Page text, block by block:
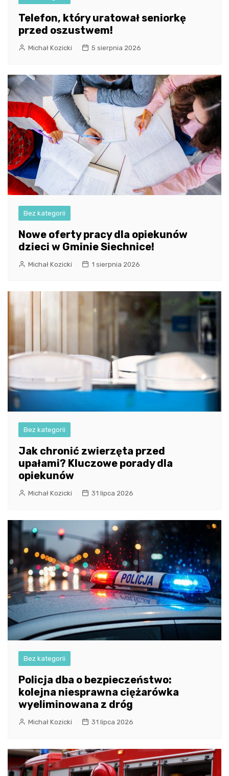
Telefon, który uratował seniorkę
przed oszustwem!
Michał Kozicki 5 sierpnia 2026
Bez kategorii
Nowe oferty pracy dla opiekunów
dzieci w Gminie Siechnice!
Michał Kozicki 1 sierpnia 2026
Bez kategorii
Jak chronić zwierzęta przed
upałami? Kluczowe porady dla
opiekunów
Michał Kozicki 31 lipca 2026
Bez kategorii
Policja dba o bezpieczeństwo:
kolejna niesprawna ciężarówka
wyeliminowana z dróg
Michał Kozicki 31 lipca 2026